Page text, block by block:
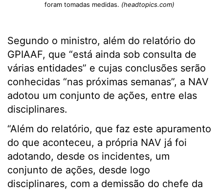
foram tomadas medidas. (headtopics.com)
Segundo o ministro, além do relatório do
GPIAAF, que “está ainda sob consulta de
várias entidades” e cujas conclusões serão
conhecidas “nas próximas semanas”, a NAV
adotou um conjunto de ações, entre elas
disciplinares.
“Além do relatório, que faz este apuramento
do que aconteceu, a própria NAV já foi
adotando, desde os incidentes, um
conjunto de ações, desde logo
disciplinares, com a demissão do chefe da